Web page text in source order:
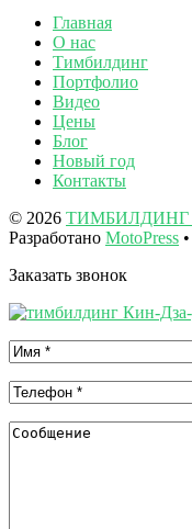
Главная
О нас
Тимбилдинг
Портфолио
Видео
Цены
Блог
Новый год
Контакты
© 2026 ТИМБИЛДИНГ
Разработано MotoPress
Заказать звонок